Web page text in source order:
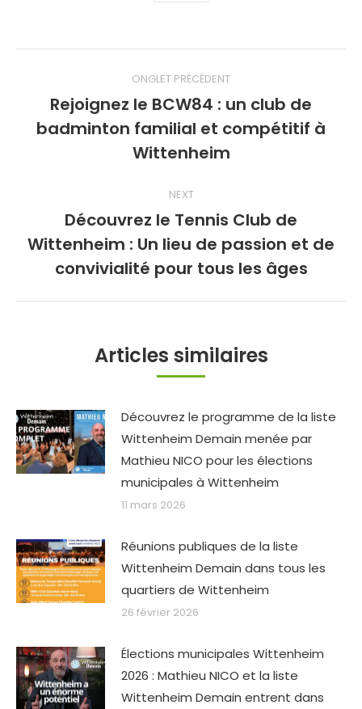
navigation
ONGLET PRÉCÉDENT
Previous
post:
Rejoignez le BCW84 : un club de
badminton familial et compétitif à
Wittenheim
NEXT
Next
post:
Découvrez le Tennis Club de
Wittenheim : Un lieu de passion et de
convivialité pour tous les âges
Articles similaires
Découvrez le programme de la liste
Wittenheim Demain menée par
Mathieu NICO pour les élections
municipales à Wittenheim
11 mars 2026
Réunions publiques de la liste
Wittenheim Demain dans tous les
quartiers de Wittenheim
26 février 2026
Élections municipales Wittenheim
2026 : Mathieu NICO et la liste
Wittenheim Demain entrent dans